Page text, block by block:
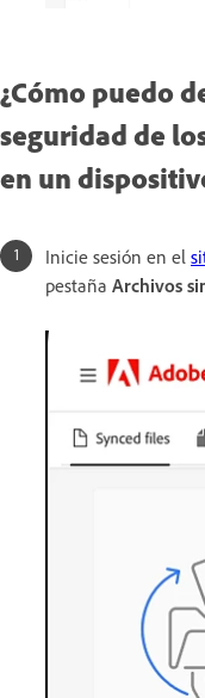
¿Cómo puedo
seguridad de
en un
Inicie sesión en el
pestaña Archivos